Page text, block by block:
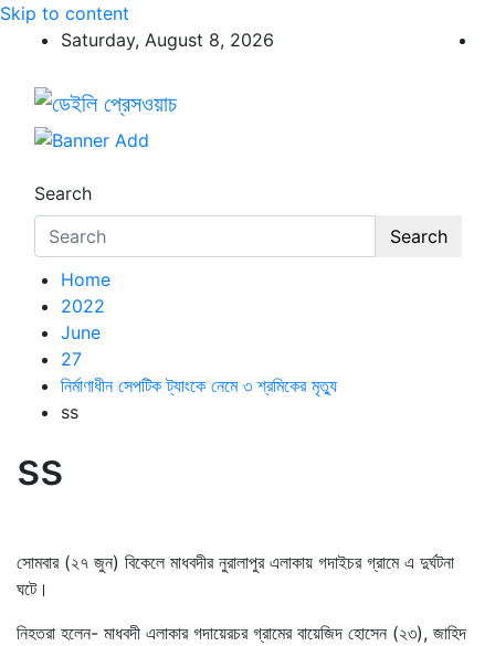
Skip to content
Saturday, August 8, 2026
ডেইলি প্রেসওয়াচ
ডেইলি প্রেসওয়াচ মুক্তিযুদ্ধের চেতনায় উদ্বুদ্ধ মুখপত্র
Search
Search
Home
2022
June
27
নির্মাণাধীন সেপটিক ট্যাংকে নেমে ৩ শ্রমিকের মৃত্যু
ss
ss
সোমবার (২৭ জুন) বিকেলে মাধবদীর নুরালাপুর এলাকায় গদাইচর গ্রামে এ দুর্ঘটনা
ঘটে।
নিহতরা হলেন- মাধবদী এলাকার গদায়েরচর গ্রামের বায়েজিদ হোসেন (২৩), জাহিদ